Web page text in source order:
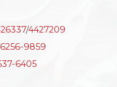
/4427209
6256-9859
6405